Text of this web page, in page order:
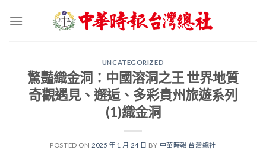
UNCATEGORIZED
驚豔織金洞：中國溶洞之王 世界地質
奇觀遇見、邂逅、多彩貴州旅遊系列
(1)織金洞
POSTED ON 2025 年 1 月 24 日 BY 中華時報 台灣總社